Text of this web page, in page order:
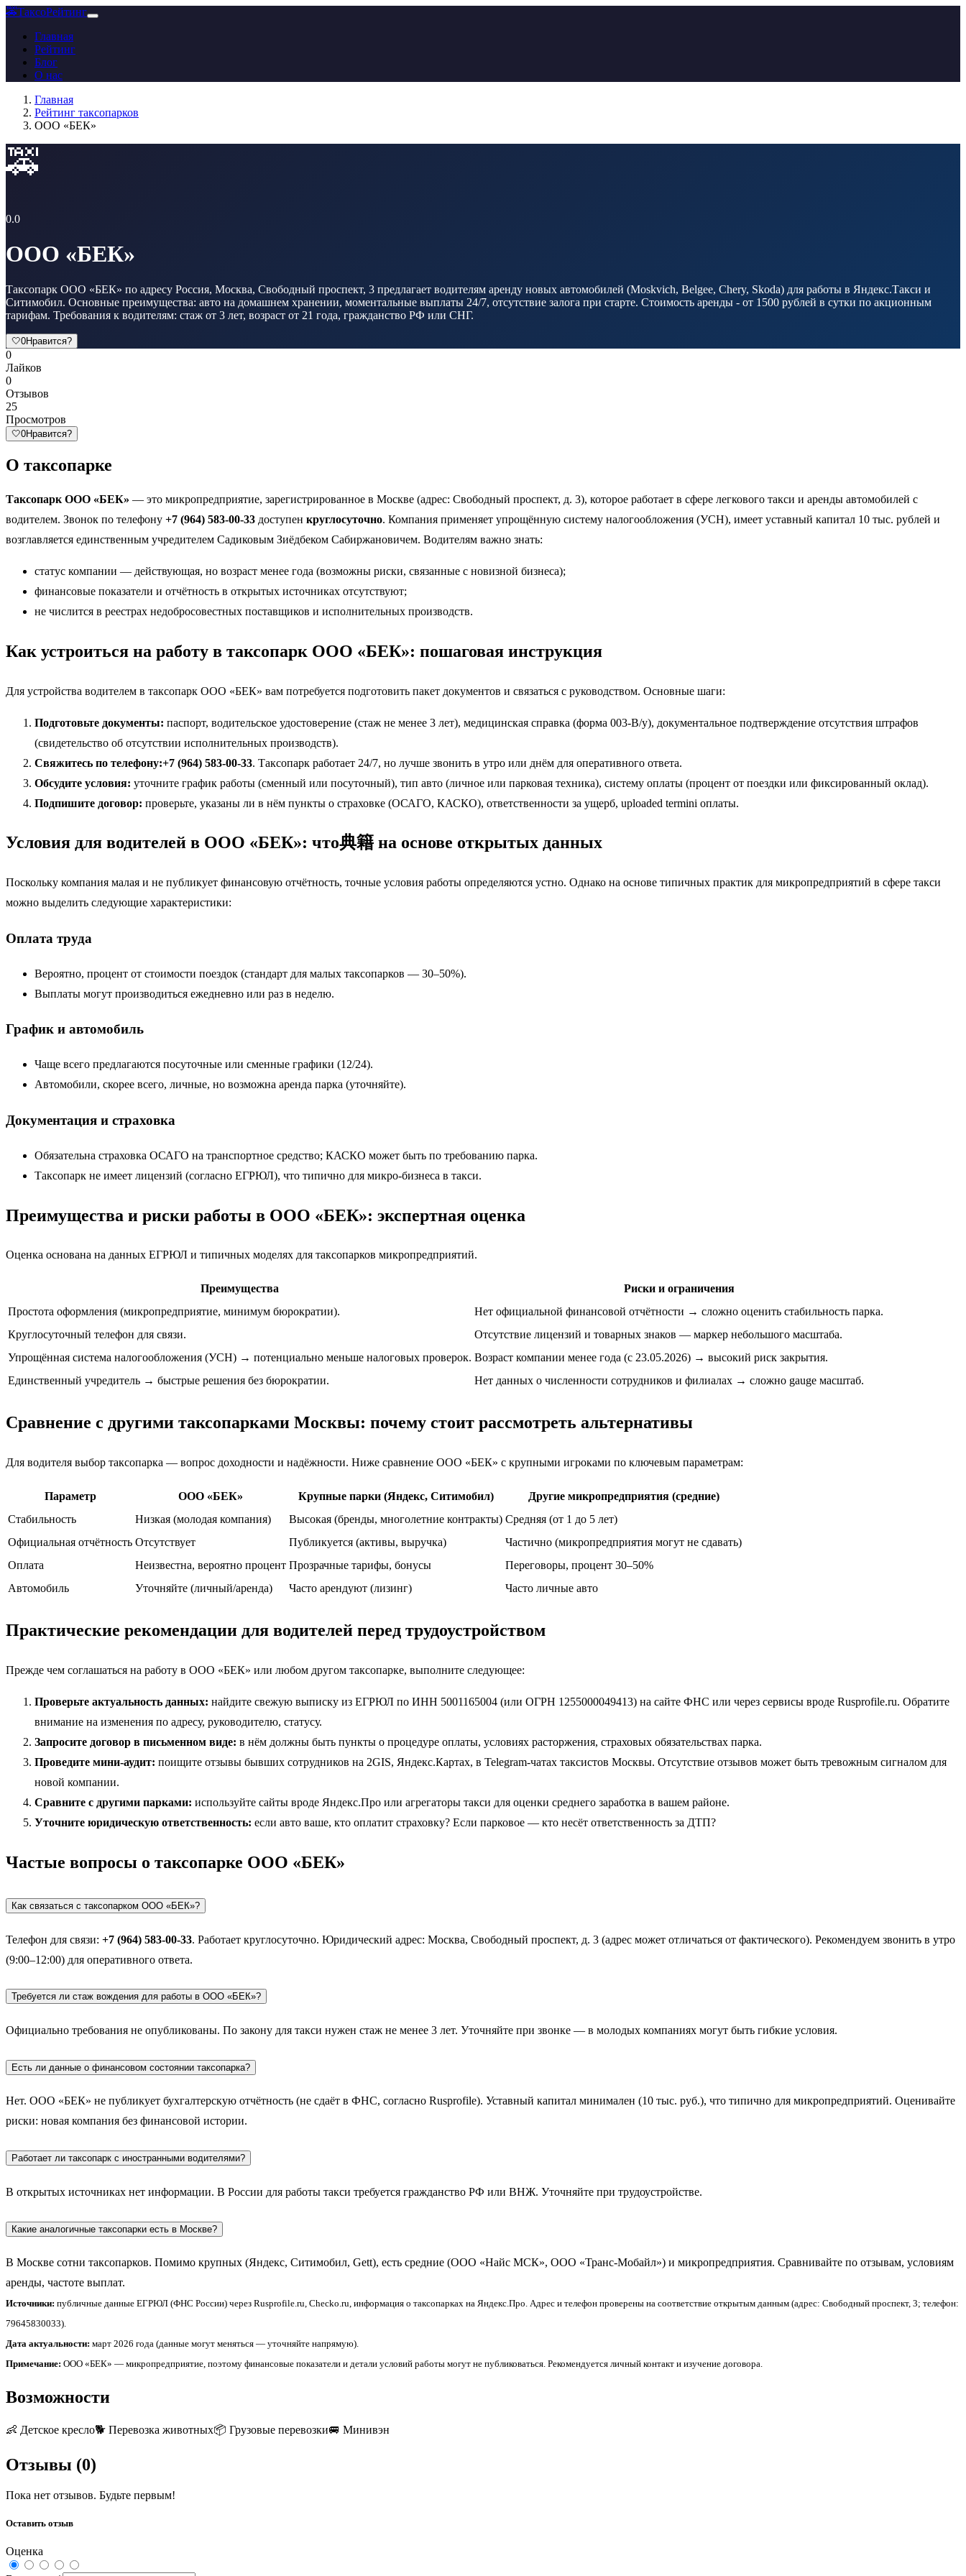
🚕ТаксоРейтинг
Главная
Рейтинг
Блог
О нас
Главная
Рейтинг таксопарков
ООО «БЕК»
🚕
0.0
ООО «БЕК»
Таксопарк ООО «БЕК» по адресу Россия, Москва, Свободный проспект, 3 предлагает водителям аренду новых автомобилей (Moskvich, Belgee, Chery, Skoda) для работы в Яндекс.Такси и
Ситимобил. Основные преимущества: авто на домашнем хранении, моментальные выплаты 24/7, отсутствие залога при старте. Стоимость аренды - от 1500 рублей в сутки по акционным
тарифам. Требования к водителям: стаж от 3 лет, возраст от 21 года, гражданство РФ или СНГ.
🤍0Нравится?
0
Лайков
0
Отзывов
25
Просмотров
🤍0Нравится?
О таксопарке
Таксопарк ООО «БЕК» — это микропредприятие, зарегистрированное в Москве (адрес: Свободный проспект, д. 3), которое работает в сфере легкового такси и аренды автомобилей с
водителем. Звонок по телефону +7 (964) 583-00-33 доступен круглосуточно. Компания применяет упрощённую систему налогообложения (УСН), имеет уставный капитал 10 тыс. рублей и
возглавляется единственным учредителем Садиковым Зиёдбеком Сабиржановичем. Водителям важно знать:
статус компании — действующая, но возраст менее года (возможны риски, связанные с новизной бизнеса);
финансовые показатели и отчётность в открытых источниках отсутствуют;
не числится в реестрах недобросовестных поставщиков и исполнительных производств.
Как устроиться на работу в таксопарк ООО «БЕК»: пошаговая инструкция
Для устройства водителем в таксопарк ООО «БЕК» вам потребуется подготовить пакет документов и связаться с руководством. Основные шаги:
Подготовьте документы: паспорт, водительское удостоверение (стаж не менее 3 лет), медицинская справка (форма 003-В/у), документальное подтверждение отсутствия штрафов
(свидетельство об отсутствии исполнительных производств).
Свяжитесь по телефону:+7 (964) 583-00-33. Таксопарк работает 24/7, но лучше звонить в утро или днём для оперативного ответа.
Обсудите условия: уточните график работы (сменный или посуточный), тип авто (личное или парковая техника), систему оплаты (процент от поездки или фиксированный оклад).
Подпишите договор: проверьте, указаны ли в нём пункты о страховке (ОСАГО, КАСКО), ответственности за ущерб, uploaded termini оплаты.
Условия для водителей в ООО «БЕК»: что典籍 на основе открытых данных
Поскольку компания малая и не публикует финансовую отчётность, точные условия работы определяются устно. Однако на основе типичных практик для микропредприятий в сфере такси
можно выделить следующие характеристики:
Оплата труда
Вероятно, процент от стоимости поездок (стандарт для малых таксопарков — 30–50%).
Выплаты могут производиться ежедневно или раз в неделю.
График и автомобиль
Чаще всего предлагаются посуточные или сменные графики (12/24).
Автомобили, скорее всего, личные, но возможна аренда парка (уточняйте).
Документация и страховка
Обязательна страховка ОСАГО на транспортное средство; КАСКО может быть по требованию парка.
Таксопарк не имеет лицензий (согласно ЕГРЮЛ), что типично для микро-бизнеса в такси.
Преимущества и риски работы в ООО «БЕК»: экспертная оценка
Оценка основана на данных ЕГРЮЛ и типичных моделях для таксопарков микропредприятий.
Преимущества
Риски и ограничения
Простота оформления (микропредприятие, минимум бюрократии).
Нет официальной финансовой отчётности → сложно оценить стабильность парка.
Круглосуточный телефон для связи.
Отсутствие лицензий и товарных знаков — маркер небольшого масштаба.
Упрощённая система налогообложения (УСН) → потенциально меньше налоговых проверок. Возраст компании менее года (с 23.05.2026) → высокий риск закрытия.
Единственный учредитель → быстрые решения без бюрократии.
Нет данных о численности сотрудников и филиалах → сложно gauge масштаб.
Сравнение с другими таксопарками Москвы: почему стоит рассмотреть альтернативы
Для водителя выбор таксопарка — вопрос доходности и надёжности. Ниже сравнение ООО «БЕК» с крупными игроками по ключевым параметрам:
Параметр ООО «БЕК» Крупные парки (Яндекс, Ситимобил)
Другие микропредприятия (средние)
Стабильность
Низкая (молодая компания) Высокая (бренды, многолетние контракты) Средняя (от 1 до 5 лет)
Официальная отчётность Отсутствует Публикуется (активы, выручка)
Частично (микропредприятия могут не сдавать)
Оплата
Неизвестна, вероятно процент Прозрачные тарифы, бонусы
Переговоры, процент 30–50%
Автомобиль
Уточняйте (личный/аренда) Часто арендуют (лизинг) Часто личные авто
Практические рекомендации для водителей перед трудоустройством
Прежде чем соглашаться на работу в ООО «БЕК» или любом другом таксопарке, выполните следующее:
Проверьте актуальность данных: найдите свежую выписку из ЕГРЮЛ по ИНН 5001165004 (или ОГРН 1255000049413) на сайте ФНС или через сервисы вроде Rusprofile.ru. Обратите
внимание на изменения по адресу, руководителю, статусу.
Запросите договор в письменном виде: в нём должны быть пункты о процедуре оплаты, условиях расторжения, страховых обязательствах парка.
Проведите мини-аудит: поищите отзывы бывших сотрудников на 2GIS, Яндекс.Картах, в Telegram-чатах таксистов Москвы. Отсутствие отзывов может быть тревожным сигналом для
новой компании.
Сравните с другими парками: используйте сайты вроде Яндекс.Про или агрегаторы такси для оценки среднего заработка в вашем районе.
Уточните юридическую ответственность: если авто ваше, кто оплатит страховку? Если парковое — кто несёт ответственность за ДТП?
Частые вопросы о таксопарке ООО «БЕК»
Как связаться с таксопарком ООО «БЕК»?
Телефон для связи: +7 (964) 583-00-33. Работает круглосуточно. Юридический адрес: Москва, Свободный проспект, д. 3 (адрес может отличаться от фактического). Рекомендуем звонить в утро
(9:00–12:00) для оперативного ответа.
Требуется ли стаж вождения для работы в ООО «БЕК»?
Официально требования не опубликованы. По закону для такси нужен стаж не менее 3 лет. Уточняйте при звонке — в молодых компаниях могут быть гибкие условия.
Есть ли данные о финансовом состоянии таксопарка?
Нет. ООО «БЕК» не публикует бухгалтерскую отчётность (не сдаёт в ФНС, согласно Rusprofile). Уставный капитал минимален (10 тыс. руб.), что типично для микропредприятий. Оценивайте
риски: новая компания без финансовой истории.
Работает ли таксопарк с иностранными водителями?
В открытых источниках нет информации. В России для работы такси требуется гражданство РФ или ВНЖ. Уточняйте при трудоустройстве.
Какие аналогичные таксопарки есть в Москве?
В Москве сотни таксопарков. Помимо крупных (Яндекс, Ситимобил, Gett), есть средние (ООО «Найс МСК», ООО «Транс-Мобайл») и микропредприятия. Сравнивайте по отзывам, условиям
аренды, частоте выплат.
Источники: публичные данные ЕГРЮЛ (ФНС России) через Rusprofile.ru, Checko.ru, информация о таксопарках на Яндекс.Про. Адрес и телефон проверены на соответствие открытым данным (адрес: Свободный проспект, 3; телефон:
79645830033).
Дата актуальности: март 2026 года (данные могут меняться — уточняйте напрямую).
Примечание: ООО «БЕК» — микропредприятие, поэтому финансовые показатели и детали условий работы могут не публиковаться. Рекомендуется личный контакт и изучение договора.
Возможности
👶 Детское кресло🐕 Перевозка животных📦 Грузовые перевозки🚐 Минивэн
Отзывы (0)
Пока нет отзывов. Будьте первым!
Оставить отзыв
Оценка